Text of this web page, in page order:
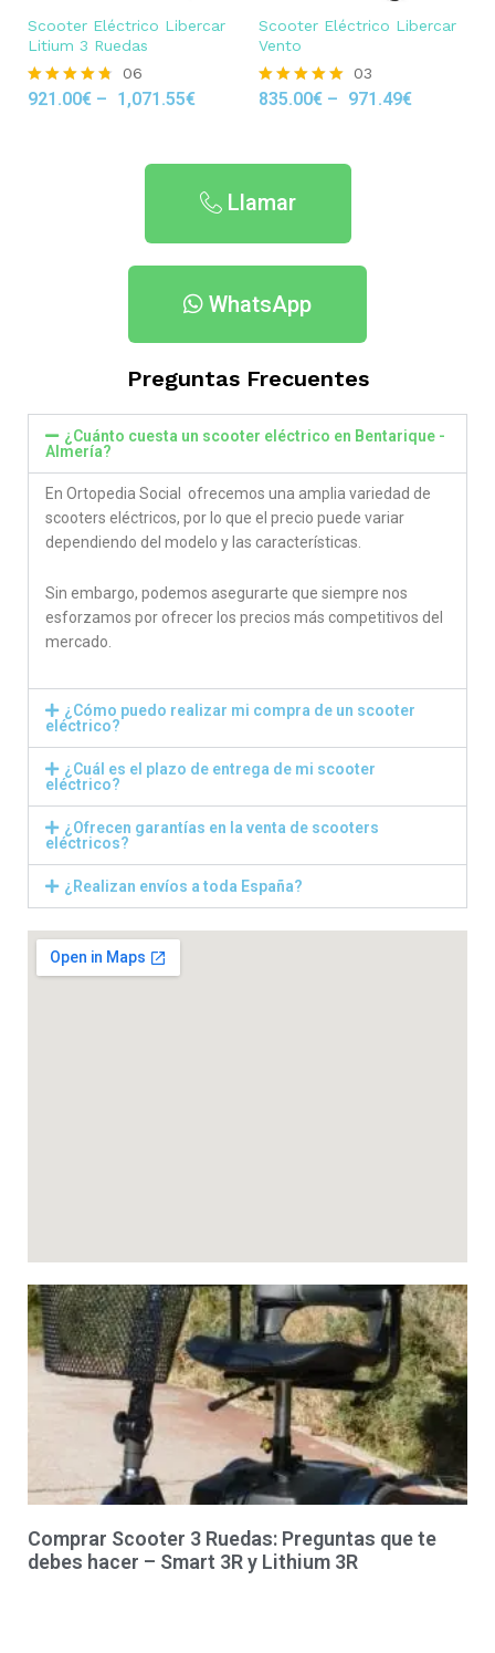
Scooter Eléctrico Libercar
Litium 3 Ruedas
Rated
06
921.00€ – 1,071.55€
Scooter Eléctrico Libercar
Vento
Rated
03
835.00€ – 971.49€
Llamar
WhatsApp
Preguntas Frecuentes
¿Cuánto cuesta un scooter eléctrico en Bentarique -
Almería?
En Ortopedia Social ofrecemos una amplia variedad de
scooters eléctricos, por lo que el precio puede variar
dependiendo del modelo y las características.
Sin embargo, podemos asegurarte que siempre nos
esforzamos por ofrecer los precios más competitivos del
mercado.
¿Cómo puedo realizar mi compra de un scooter
eléctrico?
¿Cuál es el plazo de entrega de mi scooter
eléctrico?
¿Ofrecen garantías en la venta de scooters
eléctricos?
¿Realizan envíos a toda España?
Comprar Scooter 3 Ruedas: Preguntas que te
debes hacer – Smart 3R y Lithium 3R